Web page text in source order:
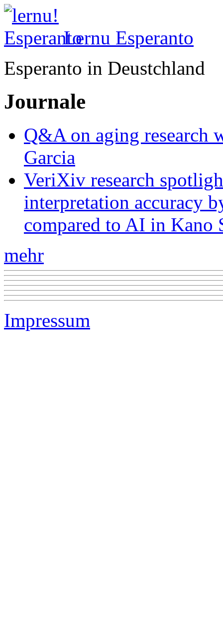
Lernu Esperanto
Esperanto in Deustchland
Journale
Q&A on aging research
Garcia
VeriXiv research
interpretation accuracy
compared to AI in Kano
mehr
Impressum